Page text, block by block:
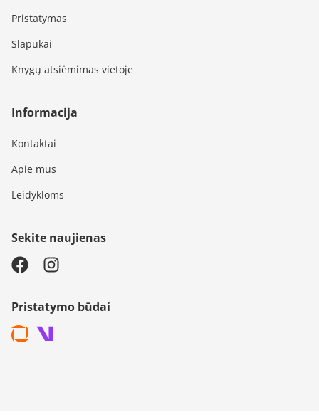
Pristatymas
Slapukai
Knygų atsiėmimas vietoje
Informacija
Kontaktai
Apie mus
Leidykloms
Sekite naujienas
Pristatymo būdai